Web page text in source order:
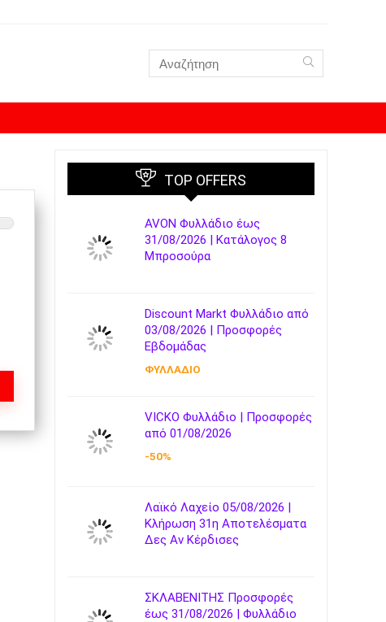
TOP OFFERS
AVON Φυλλάδιο έως
31/08/2026 | Κατάλογος 8
Μπροσούρα
Discount Markt Φυλλάδιο από
03/08/2026 | Προσφορές
Εβδομάδας
ΦΥΛΛΑΔΙΟ
VICKO Φυλλάδιο | Προσφορές
από 01/08/2026
-50%
Λαϊκό Λαχείο 05/08/2026 |
Κλήρωση 31η Αποτελέσματα
Δες Αν Κέρδισες
ΣΚΛΑΒΕΝΙΤΗΣ Προσφορές
έως 31/08/2026 | Φυλλάδιο